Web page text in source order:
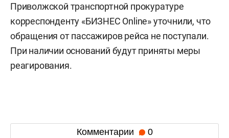
Приволжской транспортной прокуратуре
корреспонденту «БИЗНЕС Online» уточнили, что
обращения от пассажиров рейса не поступали.
При наличии оснований будут приняты меры
реагирования.
Комментарии 0